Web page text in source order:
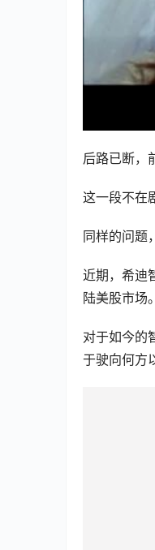
后路已断，
这一段不在
同样的问题
近期，希迪
陆美股市场。
对于如今的
于驶向何方